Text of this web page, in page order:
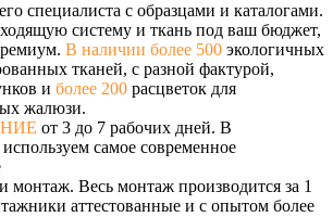
специалиста с образцами и каталогами.
систему и ткань под ваш бюджет,
В наличии более 500 экологичных
тканей, с разной фактурой,
и более 200 расцветок для
жалюзи.
от 3 до 7 рабочих дней. В
самое современное
и монтаж. Весь монтаж производится за 1
аттестованные и с опытом более